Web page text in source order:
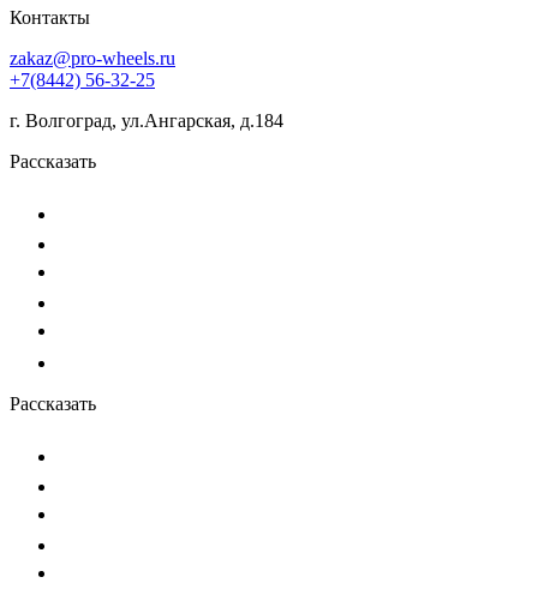
Контакты
zakaz@pro-wheels.ru
+7(8442) 56-32-25
г. Волгоград, ул.Ангарская, д.184
Рассказать
Рассказать